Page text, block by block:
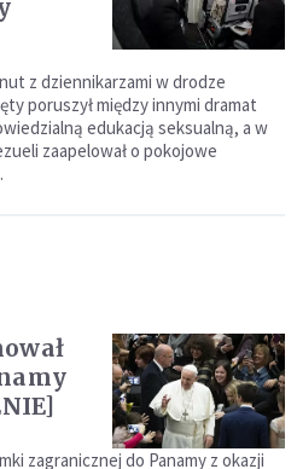
z dziennikarzami w drodze
poruszył między innymi dramat
edukacją seksualną, a w
zaapelował o pokojowe
zagranicznej do Panamy z okazji